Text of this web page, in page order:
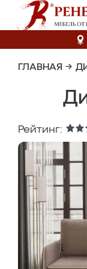
ГЛАВНАЯ →
Рейтинг: